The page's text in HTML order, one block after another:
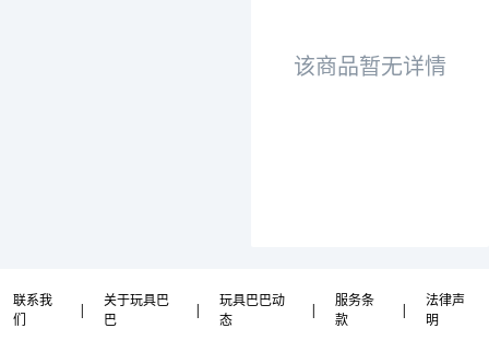
该商品暂无详情
联系我
们
|
关于玩具巴
巴
|
玩具巴巴动
态
|
服务条
款
|
法律声
明